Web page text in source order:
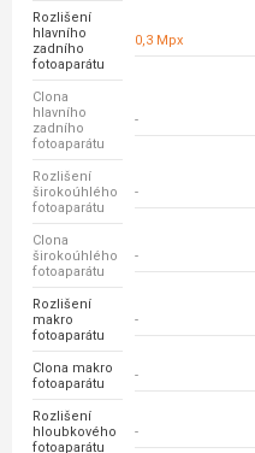
Rozlišení
hlavního
zadního
fotoaparátu
0,3 Mpx
Clona
hlavního
zadního
fotoaparátu
-
Rozlišení
širokoúhlého
fotoaparátu
-
Clona
širokoúhlého
fotoaparátu
-
Rozlišení
makro
fotoaparátu
-
Clona makro
fotoaparátu
-
Rozlišení
hloubkového
fotoaparátu
-